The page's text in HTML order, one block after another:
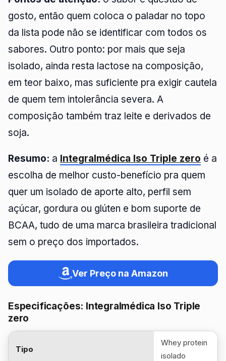
gosto, então quem coloca o paladar no topo
da lista pode não se identificar com todos os
sabores. Outro ponto: por mais que seja
isolado, ainda resta lactose na composição,
em teor baixo, mas suficiente pra exigir cautela
de quem tem intolerância severa. A
composição também traz leite e derivados de
soja.
Resumo: a Integralmédica Iso Triple zero é a
escolha de melhor custo-benefício pra quem
quer um isolado de aporte alto, perfil sem
açúcar, gordura ou glúten e bom suporte de
BCAA, tudo de uma marca brasileira tradicional
sem o preço dos importados.
Ver Preço na Amazon
Especificações: Integralmédica Iso Triple
zero
Tipo
Whey protein
isolado